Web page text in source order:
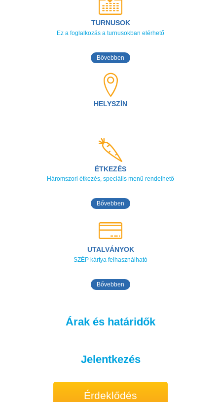
TURNUSOK
Ez a foglalkozás a turnusokban elérhető
Bővebben
HELYSZÍN
ÉTKEZÉS
Háromszori étkezés, speciális menü rendelhető
Bővebben
UTALVÁNYOK
SZÉP kártya felhasználható
Bővebben
Árak és határidők
Jelentkezés
Érdeklődés